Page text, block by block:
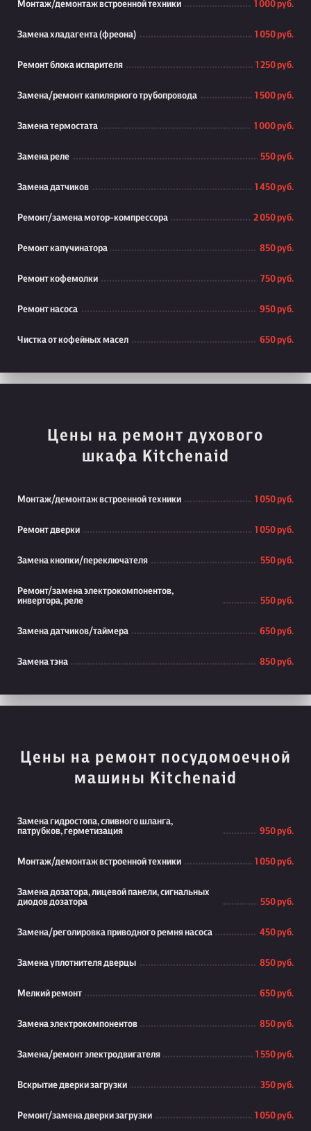
Монтаж/демонтаж встроенной техники 1 000 руб.
Замена хладагента (фреона) 1 050 руб.
Ремонт блока испарителя 1 250 руб.
Замена/ремонт капилярного трубопровода 1 500 руб.
Замена термостата 1 000 руб.
Замена реле 550 руб.
Замена датчиков 1 450 руб.
Ремонт/замена мотор-компрессора 2 050 руб.
Ремонт капучинатора 850 руб.
Ремонт кофемолки 750 руб.
Ремонт насоса 950 руб.
Чистка от кофейных масел 650 руб.
Цены на ремонт духового
шкафа Kitchenaid
Монтаж/демонтаж встроенной техники 1 050 руб.
Ремонт дверки 1 050 руб.
Замена кнопки/переключателя 550 руб.
Ремонт/замена электрокомпонентов,
инвертора, реле
550 руб.
Замена датчиков/таймера 650 руб.
Замена тэна 850 руб.
Цены на ремонт посудомоечной
машины Kitchenaid
Замена гидростопа, сливного шланга,
патрубков, герметизация
950 руб.
Монтаж/демонтаж встроенной техники 1 050 руб.
Замена дозатора, лицевой панели, сигнальных
диодов дозатора
550 руб.
Замена/реголировка приводного ремня насоса 450 руб.
Замена уплотнителя дверцы 850 руб.
Мелкий ремонт 650 руб.
Замена электрокомпонентов 850 руб.
Замена/ремонт электродвигателя 1 550 руб.
Вскрытие дверки загрузки 350 руб.
Ремонт/замена дверки загрузки 1 050 руб.